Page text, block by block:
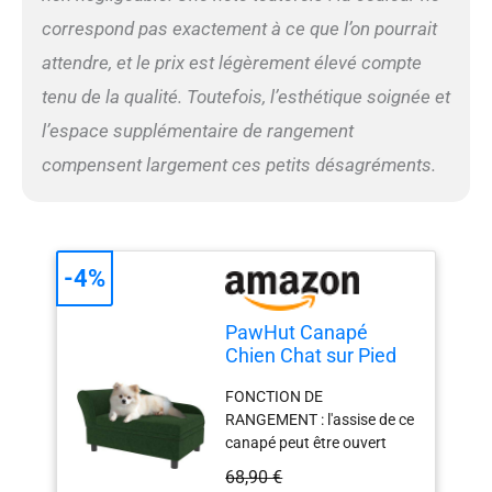
correspond pas exactement à ce que l’on pourrait
attendre, et le prix est légèrement élevé compte
tenu de la qualité. Toutefois, l’esthétique soignée et
l’espace supplémentaire de rangement
compensent largement ces petits désagréments.
PawHut Canapé
Chien Chat sur Pied
45 x 43 cm Vert
FONCTION DE
RANGEMENT : l'assise de ce
canapé peut être ouvert
pour obtenir un espace de
68,90 €
-4%